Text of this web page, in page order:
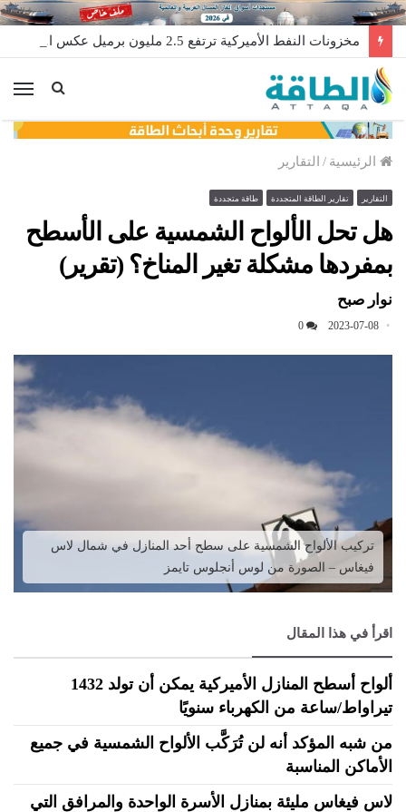
مخزونات النفط الأميركية ترتفع 2.5 مليون برميل عكس التوقعات
الرئيسية / التقارير
التقارير تقارير الطاقة المتجددة طاقة متجددة
هل تحل الألواح الشمسية على الأسطح
بمفردها مشكلة تغير المناخ؟ (تقرير)
نوار صبح
2023-07-08
0
تركيب الألواح الشمسية على سطح أحد المنازل في شمال لاس
فيغاس – الصورة من لوس أنجلوس تايمز
اقرأ في هذا المقال
ألواح أسطح المنازل الأميركية يمكن أن تولد 1432
تيراواط/ساعة من الكهرباء سنويًا
من شبه المؤكد أنه لن تُرَكَّب الألواح الشمسية في جميع
الأماكن المناسبة
لاس فيغاس مليئة بمنازل الأسرة الواحدة والمرافق التي